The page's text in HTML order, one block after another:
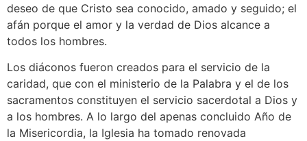
deseo de que Cristo sea conocido, amado y seguido; el
afán porque el amor y la verdad de Dios alcance a
todos los hombres.
Los diáconos fueron creados para el servicio de la
caridad, que con el ministerio de la Palabra y el de los
sacramentos constituyen el servicio sacerdotal a Dios y
a los hombres. A lo largo del apenas concluido Año de
la Misericordia, la Iglesia ha tomado renovada